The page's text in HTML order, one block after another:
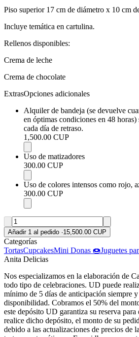
Piso superior 17 cm de diámetro x 10 cm
Incluye temática en cartulina.
Rellenos disponibles:
Crema de leche
Crema de chocolate
ExtrasOpciones adicionales
Alquiler de bandeja (se devuelve
en óptimas condiciones en 48
cada día de retraso.
1,500.00 CUP
Uso de matizadores
300.00 CUP
Uso de colores intensos como rojo,
300.00 CUP
Añadir 1 al pedido ·15,500.00 CUP
Categorías
TortasCupcakesMini Donas 🍩Juguetes
Anita Delicias
Nos especializamos en la elaboración de
todo tipo de celebraciones. UD puede
mínimo de 5 días de anticipación siempre
disponibilidad. Cobramos el 50% del
este depósito UD garantiza su reserva para
realice dicho depósito, el monto de su
debido a las actualizaciones de precios de